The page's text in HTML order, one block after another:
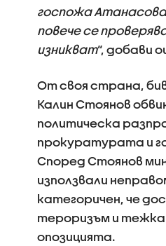
госпожа
повече се
изникват“, добави
От своя страна,
Калин Стоянов
политическа
прокуратурата и
Според Стоянов
използвали
категоричен, че
тероризъм и тежка
опозицията.